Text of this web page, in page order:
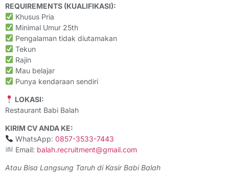
REQUIREMENTS (KUALIFIKASI):
Khusus Pria
Minimal Umur 25th
Pengalaman tidak diutamakan
Tekun
Rajin
Mau belajar
Punya kendaraan sendiri
LOKASI:
Restaurant Babi Balah
KIRIM CV ANDA KE:
WhatsApp: 0857-3533-7443
Email: balah.recruitment@gmail.com
Atau Bisa Langsung Taruh di Kasir Babi Balah